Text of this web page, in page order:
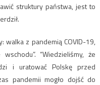
struktury państwa, jest to
walka z pandemią COVID-19,
“Wiedzieliśmy, że
i uratować Polskę przed
pandemii mogło dojść do